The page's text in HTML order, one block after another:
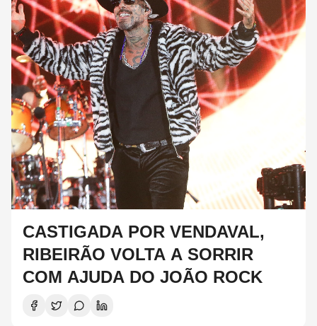
CASTIGADA POR VENDAVAL,
RIBEIRÃO VOLTA A SORRIR
COM AJUDA DO JOÃO ROCK